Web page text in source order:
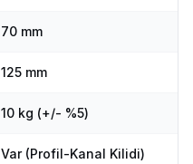
70 mm
125 mm
10 kg (+/- %5)
Var (Profil-Kanal Kilidi)